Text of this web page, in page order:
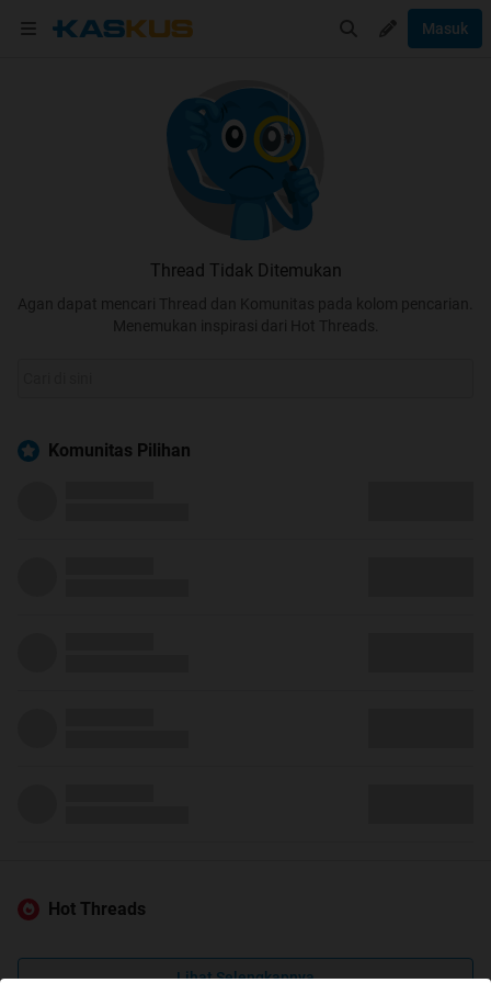
Masuk
Thread Tidak Ditemukan
Agan dapat mencari Thread dan Komunitas pada kolom pencarian.
Menemukan inspirasi dari Hot Threads.
Komunitas Pilihan
Hot Threads
Lihat Selengkapnya